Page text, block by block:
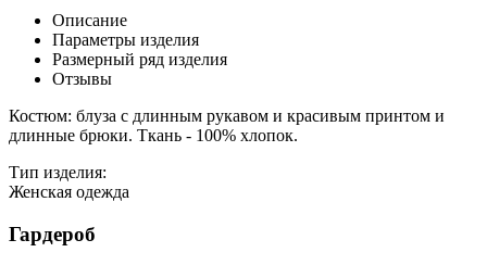
Описание
Параметры изделия
Размерный ряд изделия
Отзывы
Костюм: блуза с длинным рукавом и красивым принтом и
длинные брюки. Ткань - 100% хлопок.
Тип изделия:
Женская одежда
Гардероб